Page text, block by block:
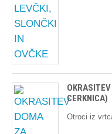
CERKNICA)
Otroci iz